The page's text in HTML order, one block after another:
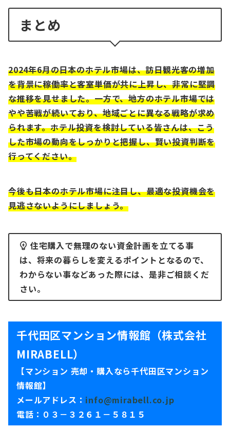
まとめ
2024年6月の日本のホテル市場は、訪日観光客の増加
を背景に稼働率と客室単価が共に上昇し、非常に堅調
な推移を見せました。一方で、地方のホテル市場では
やや苦戦が続いており、地域ごとに異なる戦略が求め
られます。ホテル投資を検討している皆さんは、こう
した市場の動向をしっかりと把握し、賢い投資判断を
行ってください。
今後も日本のホテル市場に注目し、最適な投資機会を
見逃さないようにしましょう。
住宅購入で無理のない資金計画を立てる事
は、将来の暮らしを変えるポイントとなるので、
わからない事などあった際には、是非ご相談くだ
さい。
千代田区マンション情報館（株式会社
MIRABELL）
【マンション 売却・購入なら千代田区マンション
情報館】
メールアドレス： info@mirabell.co.jp
電話：０３－３２６１－５８１５